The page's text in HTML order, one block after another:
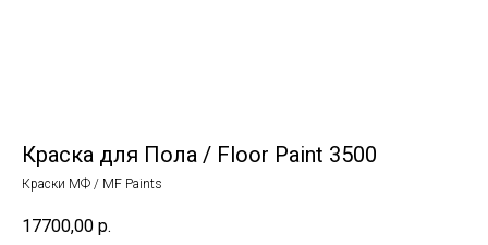
Краска для Пола / Floor Paint 3500
Краски МФ / MF Paints
17700,00 р.